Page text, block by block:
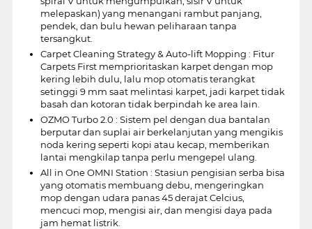
melepaskan) yang menangani rambut panjang,
pendek, dan bulu hewan peliharaan tanpa
tersangkut.
Carpet Cleaning Strategy & Auto-lift Mopping : Fitur
Carpets First memprioritaskan karpet dengan mop
kering lebih dulu, lalu mop otomatis terangkat
setinggi 9 mm saat melintasi karpet, jadi karpet tidak
basah dan kotoran tidak berpindah ke area lain.
OZMO Turbo 2.0 : Sistem pel dengan dua bantalan
berputar dan suplai air berkelanjutan yang mengikis
noda kering seperti kopi atau kecap, memberikan
lantai mengkilap tanpa perlu mengepel ulang.
All in One OMNI Station : Stasiun pengisian serba bisa
yang otomatis membuang debu, mengeringkan
mop dengan udara panas 45 derajat Celcius,
mencuci mop, mengisi air, dan mengisi daya pada
jam hemat listrik.